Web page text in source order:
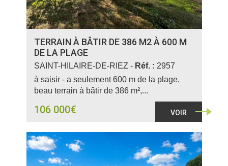
TERRAIN À BÂTIR DE 386 M2 À 600 M
DE LA PLAGE
SAINT-HILAIRE-DE-RIEZ - Réf. : 2957
à saisir - a seulement 600 m de la plage,
beau terrain à bâtir de 386 m²,...
106 000€ VOIR